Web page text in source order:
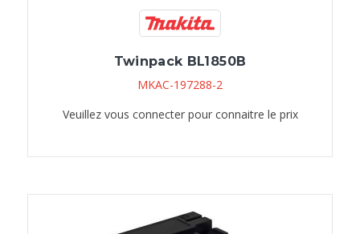
Twinpack BL1850B
MKAC-197288-2
Veuillez vous connecter pour connaitre le prix